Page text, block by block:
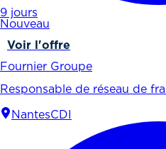
9 jours
Nouveau
Voir l'offre
Fournier Groupe
Responsable de réseau de
NantesCDI